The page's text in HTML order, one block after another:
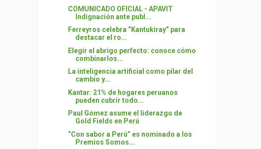
COMUNICADO OFICIAL - APAVIT
Indignación ante publ...
Ferreyros celebra “Kantukiray” para
destacar el ro...
Elegir el abrigo perfecto: conoce cómo
combinarlos...
La inteligencia artificial como pilar del
cambio y...
Kantar: 21% de hogares peruanos
pueden cubrir todo...
Paul Gómez asume el liderazgo de
Gold Fields en Perú
“Con sabor a Perú” es nominado a los
Premios Somos...